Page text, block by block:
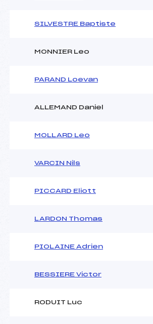
SILVESTRE Baptiste
MONNIER Leo
PARAND Loevan
ALLEMAND Daniel
MOLLARD Leo
VARCIN Nils
PICCARD Eliott
LARDON Thomas
PIOLAINE Adrien
BESSIERE Victor
RODUIT Luc